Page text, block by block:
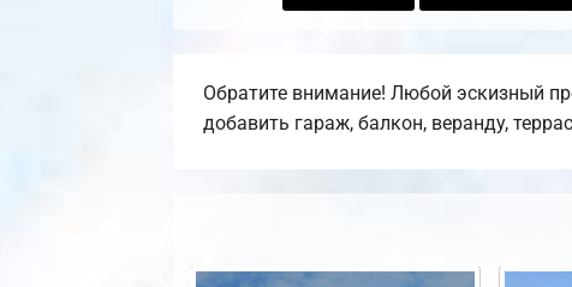
Обратите внимание! Любой эскизный
добавить гараж, балкон, веранду,